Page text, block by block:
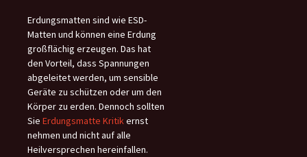
Erdungsmatten sind wie ESD-
Matten und können eine Erdung
großflächig erzeugen. Das hat
den Vorteil, dass Spannungen
abgeleitet werden, um sensible
Geräte zu schützen oder um den
Körper zu erden. Dennoch sollten
Sie Erdungsmatte Kritikernst
nehmen und nicht auf alle
Heilversprechen hereinfallen.